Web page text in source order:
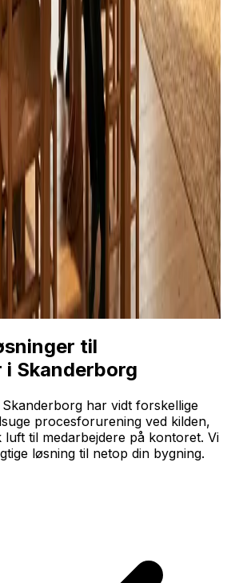
til
Skanderborg
har vidt forskellige
proces­forurening ved kilden,
til medarbejdere på kontoret. Vi
løsning til netop din bygning.